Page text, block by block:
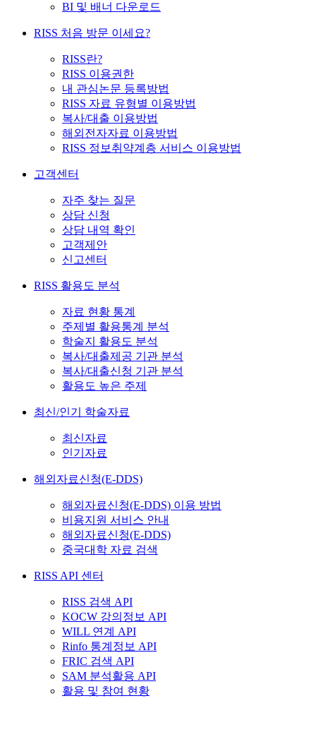
BI 및 배너 다운로드
RISS 처음 방문 이세요?
RISS란?
RISS 이용권한
내 관심논문 등록방법
RISS 자료 유형별 이용방법
복사/대출 이용방법
해외전자자료 이용방법
RISS 정보취약계층 서비스 이용방법
고객센터
자주 찾는 질문
상담 신청
상담 내역 확인
고객제안
신고센터
RISS 활용도 분석
자료 현황 통계
주제별 활용통계 분석
학술지 활용도 분석
복사/대출제공 기관 분석
복사/대출신청 기관 분석
활용도 높은 주제
최신/인기 학술자료
최신자료
인기자료
해외자료신청(E-DDS)
해외자료신청(E-DDS) 이용 방법
비용지원 서비스 안내
해외자료신청(E-DDS)
중국대학 자료 검색
RISS API 센터
RISS 검색 API
KOCW 강의정보 API
WILL 연계 API
Rinfo 통계정보 API
FRIC 검색 API
SAM 분석활용 API
활용 및 참여 현황